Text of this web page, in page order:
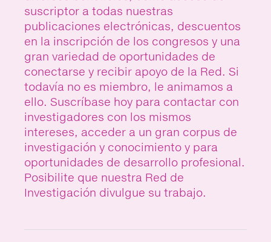
suscriptor a todas nuestras
publicaciones electrónicas, descuentos
en la inscripción de los congresos y una
gran variedad de oportunidades de
conectarse y recibir apoyo de la Red. Si
todavía no es miembro, le animamos a
ello. Suscríbase hoy para contactar con
investigadores con los mismos
intereses, acceder a un gran corpus de
investigación y conocimiento y para
oportunidades de desarrollo profesional.
Posibilite que nuestra Red de
Investigación divulgue su trabajo.